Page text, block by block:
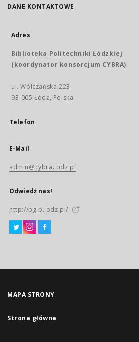
DANE KONTAKTOWE
Adres
Biblioteka Politechniki Łódzkiej
(koordynator konsorcjum CYBRA)
ul. Wólczańska 223
93-005 Łódź, Polska
Telefon
E-Mail
admin@cybra.lodz.pl
Odwiedź nas!
http://bg.p.lodz.pl/
MAPA STRONY
Strona główna